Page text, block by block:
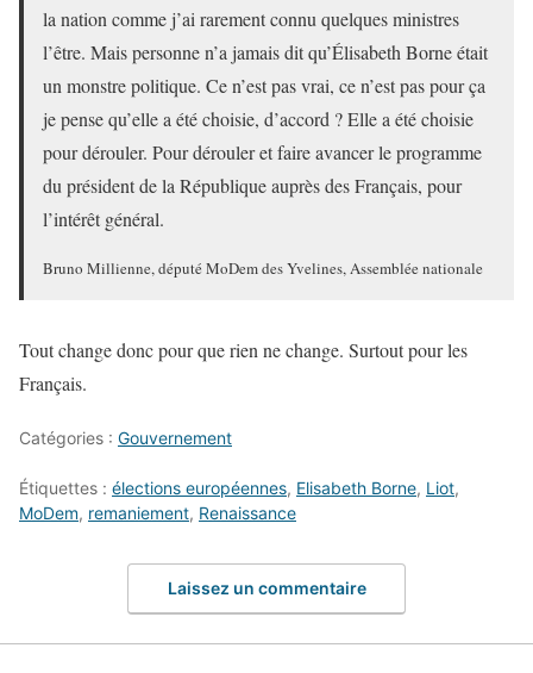
la nation comme j’ai rarement connu quelques ministres
l’être. Mais personne n’a jamais dit qu’Élisabeth Borne était
un monstre politique. Ce n’est pas vrai, ce n’est pas pour ça
je pense qu’elle a été choisie, d’accord ? Elle a été choisie
pour dérouler. Pour dérouler et faire avancer le programme
du président de la République auprès des Français, pour
l’intérêt général.
Bruno Millienne, député MoDem des Yvelines, Assemblée nationale
Tout change donc pour que rien ne change. Surtout pour les
Français.
Catégories : Gouvernement
Étiquettes : élections européennes, Elisabeth Borne, Liot,
MoDem, remaniement, Renaissance
Laissez un commentaire